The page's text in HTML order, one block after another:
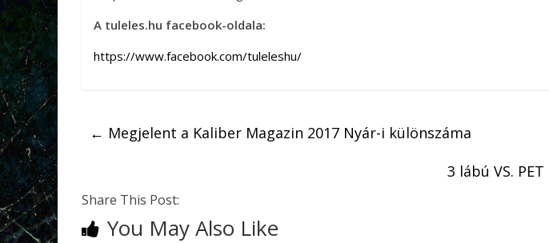
A tuleles.hu facebook-oldala:
https://www.facebook.com/tuleleshu/
← Megjelent a Kaliber Magazin 2017 Nyár-i különszáma
3 lábú VS.
Share This Post:
You May Also Like